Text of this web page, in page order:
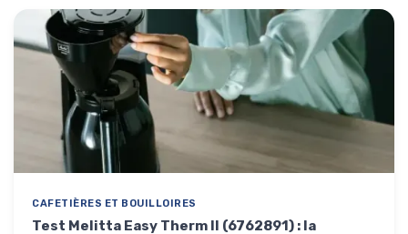
CAFETIÈRES ET BOUILLOIRES
Test Melitta Easy Therm II (6762891) : la